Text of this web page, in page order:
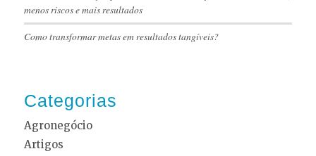
menos riscos e mais resultados
Como transformar metas em resultados tangíveis?
Categorias
Agronegócio
Artigos